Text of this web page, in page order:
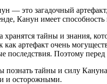
— это загадочный
Канун имеет способность
тайны и знания,
как артефакт очень
последствия. Поэтому
познать тайны и силу
и осторожными.